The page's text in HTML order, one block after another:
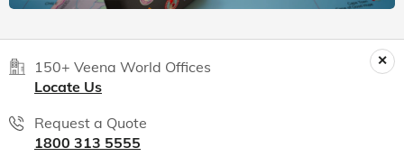
150+ Veena World Offices
Locate Us
Request a Quote
1800 313 5555